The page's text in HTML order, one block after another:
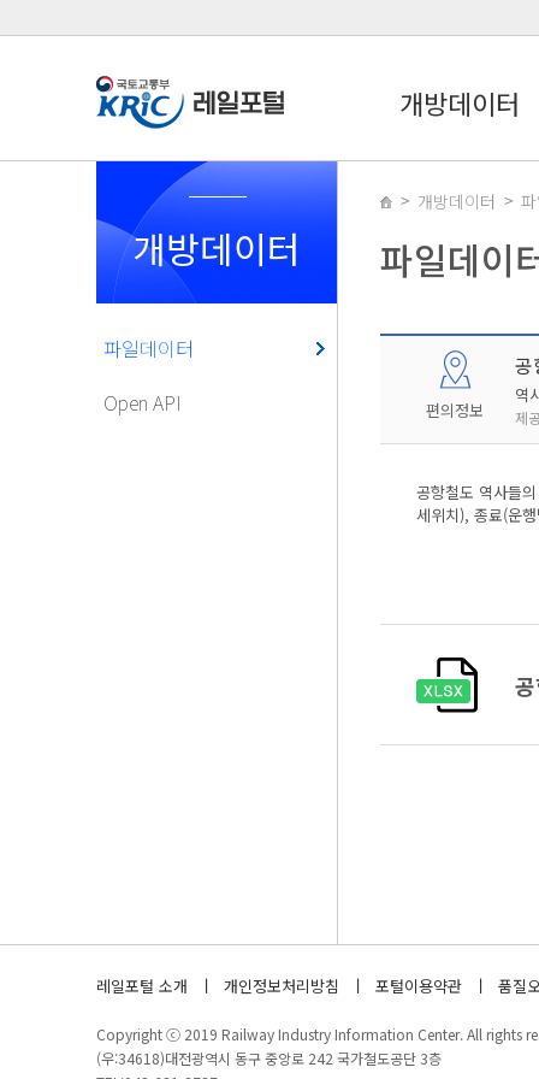
개방데이터
개방데이터
파일데이터
Open API
개방데이터
파일데이
편의정보
공
역
제
공항철도 역사들
세위치), 종료(운
레일포털 소개 개인정보처리방침 포털이용약관 품질
Copyright ⓒ 2019 Railway Industry Information Center. All rights
(우:34618)대전광역시 동구 중앙로 242 국가철도공단 3층